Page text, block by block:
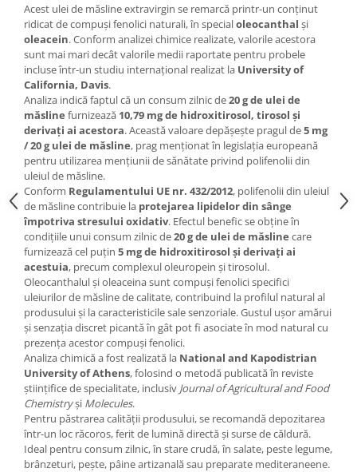
Acest ulei de măsline extravirgin se remarcă printr-un conținut
ridicat de compuși fenolici naturali, în specialoleocanthal și
oleacein. Conform analizei chimice realizate, valorile acestora
sunt mai mari decât valorile medii raportate pentru probele
incluse într-un studiu internațional realizat la University of
California, Davis.
Analiza indică faptul că un consum zilnic de20 g de ulei de
măsline furnizează 10,79 mg de hidroxitirosol, tirosol și
derivați ai acestora. Această valoare depășește pragul de5 mg
/ 20 g ulei de măsline, prag menționat în legislația europeană
pentru utilizarea mențiunii de sănătate privind polifenolii din
uleiul de măsline.
Conform Regulamentului UE nr. 432/2012, polifenolii din uleiul
de măsline contribuie la protejarea lipidelor din sânge
împotriva stresului oxidativ. Efectul benefic se obține în
condițiile unui consum zilnic de20 g de ulei de măsline care
furnizează cel puțin 5 mg de hidroxitirosol și derivați ai
acestuia, precum complexul oleuropein și tirosolul.
Oleocanthalul și oleaceina sunt compuși fenolici specifici
uleiurilor de măsline de calitate, contribuind la profilul natural al
produsului și la caracteristicile sale senzoriale. Gustul ușor amărui
și senzația discret picantă în gât pot fi asociate în mod natural cu
prezența acestor compuși fenolici.
Analiza chimică a fost realizată la National and Kapodistrian
University of Athens, folosind o metodă publicată în reviste
științifice de specialitate, inclusiv Journal of Agricultural and Food
Chemistryși Molecules.
Pentru păstrarea calității produsului, se recomandă depozitarea
într-un loc răcoros, ferit de lumină directă și surse de căldură.
Ideal pentru consum zilnic, în stare crudă, în salate, peste legume,
brânzeturi, pește, pâine artizanală sau preparate mediteraneene.